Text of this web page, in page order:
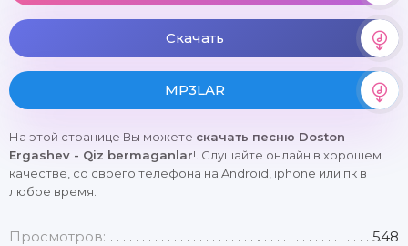
Скачать
MP3LAR
На этой странице Вы можете скачать песню Doston
Ergashev - Qiz bermaganlar!. Слушайте онлайн в хорошем
качестве, со своего телефона на Android, iphone или пк в
любое время.
Просмотров: 548